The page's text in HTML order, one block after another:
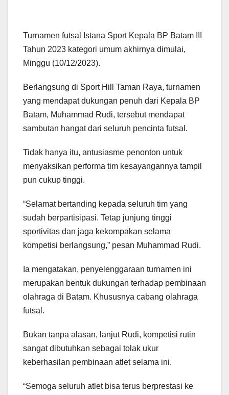
Turnamen futsal Istana Sport Kepala BP Batam III
Tahun 2023 kategori umum akhirnya dimulai,
Minggu (10/12/2023).
Berlangsung di Sport Hill Taman Raya, turnamen
yang mendapat dukungan penuh dari Kepala BP
Batam, Muhammad Rudi, tersebut mendapat
sambutan hangat dari seluruh pencinta futsal.
Tidak hanya itu, antusiasme penonton untuk
menyaksikan performa tim kesayangannya tampil
pun cukup tinggi.
“Selamat bertanding kepada seluruh tim yang
sudah berpartisipasi. Tetap junjung tinggi
sportivitas dan jaga kekompakan selama
kompetisi berlangsung,” pesan Muhammad Rudi.
Ia mengatakan, penyelenggaraan turnamen ini
merupakan bentuk dukungan terhadap pembinaan
olahraga di Batam. Khususnya cabang olahraga
futsal.
Bukan tanpa alasan, lanjut Rudi, kompetisi rutin
sangat dibutuhkan sebagai tolak ukur
keberhasilan pembinaan atlet selama ini.
“Semoga seluruh atlet bisa terus berprestasi ke